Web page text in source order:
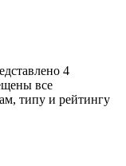
4
все
типу и рейтингу